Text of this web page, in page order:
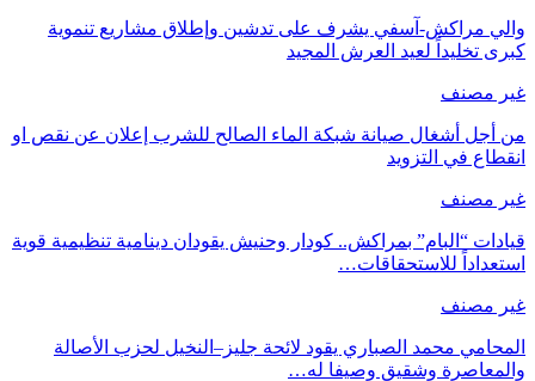
والي مراكش-آسفي يشرف على تدشين وإطلاق مشاريع تنموية
كبرى تخليداً لعيد العرش المجيد
غير مصنف
من أجل أشغال صيانة شبكة الماء الصالح للشرب إعلان عن نقص او
انقطاع في التزويد
غير مصنف
قيادات “البام” بمراكش.. كودار وحنيش يقودان دينامية تنظيمية قوية
استعداداً للاستحقاقات…
غير مصنف
المحامي محمد الصباري يقود لائحة جليز–النخيل لحزب الأصالة
والمعاصرة وشقيق وصيفا له…